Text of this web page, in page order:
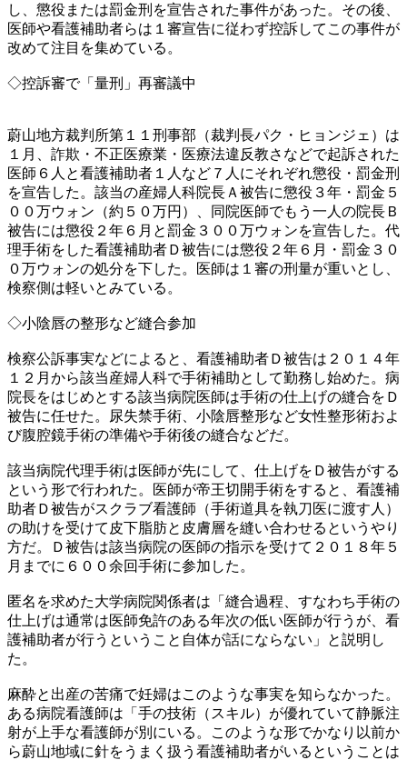
し、懲役または罰金刑を宣告された事件があった。その後、
医師や看護補助者らは１審宣告に従わず控訴してこの事件が
改めて注目を集めている。
◇控訴審で「量刑」再審議中
蔚山地方裁判所第１１刑事部（裁判長パク・ヒョンジェ）は
１月、詐欺・不正医療業・医療法違反教さなどで起訴された
医師６人と看護補助者１人など７人にそれぞれ懲役・罰金刑
を宣告した。該当の産婦人科院長Ａ被告に懲役３年・罰金５
００万ウォン（約５０万円）、同院医師でもう一人の院長Ｂ
被告には懲役２年６月と罰金３００万ウォンを宣告した。代
理手術をした看護補助者Ｄ被告には懲役２年６月・罰金３０
０万ウォンの処分を下した。医師は１審の刑量が重いとし、
検察側は軽いとみている。
◇小陰唇の整形など縫合参加
検察公訴事実などによると、看護補助者Ｄ被告は２０１４年
１２月から該当産婦人科で手術補助として勤務し始めた。病
院長をはじめとする該当病院医師は手術の仕上げの縫合をＤ
被告に任せた。尿失禁手術、小陰唇整形など女性整形術およ
び腹腔鏡手術の準備や手術後の縫合などだ。
該当病院代理手術は医師が先にして、仕上げをＤ被告がする
という形で行われた。医師が帝王切開手術をすると、看護補
助者Ｄ被告がスクラブ看護師（手術道具を執刀医に渡す人）
の助けを受けて皮下脂肪と皮膚層を縫い合わせるというやり
方だ。Ｄ被告は該当病院の医師の指示を受けて２０１８年５
月までに６００余回手術に参加した。
匿名を求めた大学病院関係者は「縫合過程、すなわち手術の
仕上げは通常は医師免許のある年次の低い医師が行うが、看
護補助者が行うということ自体が話にならない」と説明し
た。
麻酔と出産の苦痛で妊婦はこのような事実を知らなかった。
ある病院看護師は「手の技術（スキル）が優れていて静脈注
射が上手な看護師が別にいる。このような形でかなり以前か
ら蔚山地域に針をうまく扱う看護補助者がいるということは